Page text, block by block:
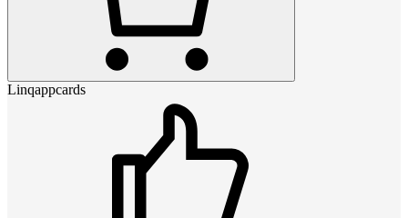
Linqappcards